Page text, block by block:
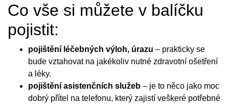
Co vše si můžete v balíčku
pojistit:
pojištění léčebných výloh, úrazu – prakticky se
bude vztahovat na jakékoliv nutné zdravotní ošetření
a léky.
pojištění asistenčních služeb – je to něco jako moc
dobrý přítel na telefonu, který zajistí veškeré potřebné